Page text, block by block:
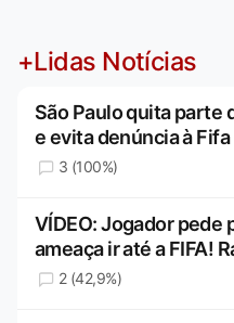
+Lidas Notícias
São Paulo quita parte
e evita denúncia à Fifa
3 (100%)
VÍDEO: Jogador pede
ameaça ir até a FIFA!
2 (42,9%)